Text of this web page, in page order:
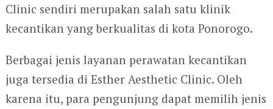
Clinic sendiri merupakan salah satu klinik
kecantikan yang berkualitas di kota Ponorogo.
Berbagai jenis layanan perawatan kecantikan
juga tersedia di Esther Aesthetic Clinic. Oleh
karena itu, para pengunjung dapat memilih jenis